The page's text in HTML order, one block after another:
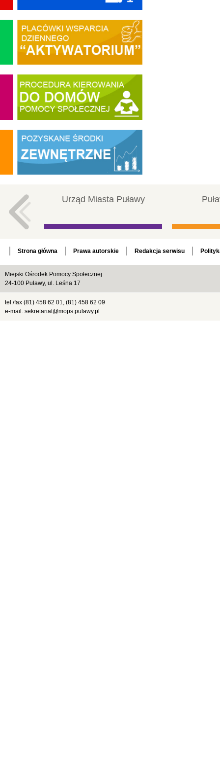
Urząd Miasta Puławy
Strona główna Prawa autorskie Redakcja serwisu
Miejski Ośrodek Pomocy Społecznej
24-100 Puławy, ul. Leśna 17
tel./fax (81) 458 62 01, (81) 458 62 09
e-mail: sekretariat@mops.pulawy.pl